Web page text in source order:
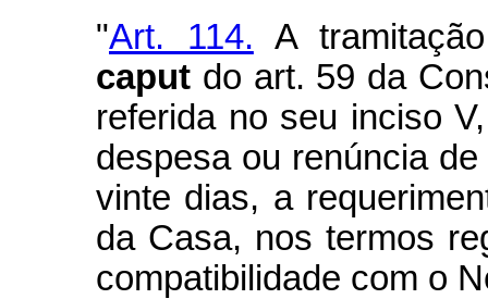
"Art. 114. A
caput do art. 59 da
referida no seu inciso
despesa ou renúncia
vinte dias, a
da Casa, nos termos
compatibilidade com o